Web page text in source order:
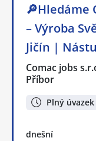
🔎Hledáme
– Výroba
Jičín |
Comac jobs
Příbor
Plný úvazek
dnešní